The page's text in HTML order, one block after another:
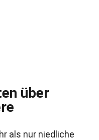
über
als nur niedliche